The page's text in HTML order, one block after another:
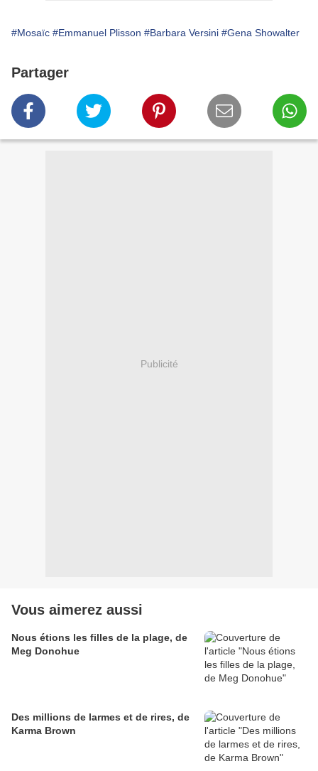
#Mosaïc #Emmanuel Plisson #Barbara Versini #Gena Showalter
Partager
Publicité
Vous aimerez aussi
Nous étions les filles de la plage, de
Meg Donohue
Des millions de larmes et de rires, de
Karma Brown